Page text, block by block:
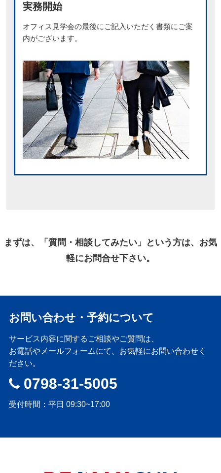
実務開始
オフィス見学会の最後にご記入いただく書類にご案
内がございます。
まずは、「質問・相談してみたい」という方は、お気
軽にお問合せ下さい。
お問い合わせ・予約について
サービス内容に関するご相談やご質問は、
お電話やメールフォームにて、お気軽にお問い合わせく
ださい。
0798-31-5005
受付時間：平日 09:30~17:00